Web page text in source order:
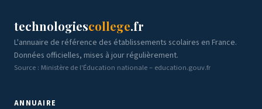
technologiescollege.fr
L'annuaire de référence des établissements scolaires en France.
Données officielles, mises à jour régulièrement.
Source : Ministère de l'Éducation nationale – education.gouv.fr
ANNUAIRE